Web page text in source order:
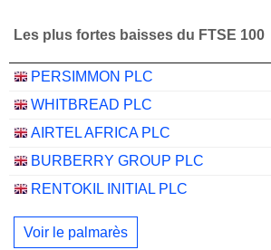
Les plus fortes baisses du FTSE 100
PERSIMMON PLC
WHITBREAD PLC
AIRTEL AFRICA PLC
BURBERRY GROUP PLC
RENTOKIL INITIAL PLC
Voir le palmarès